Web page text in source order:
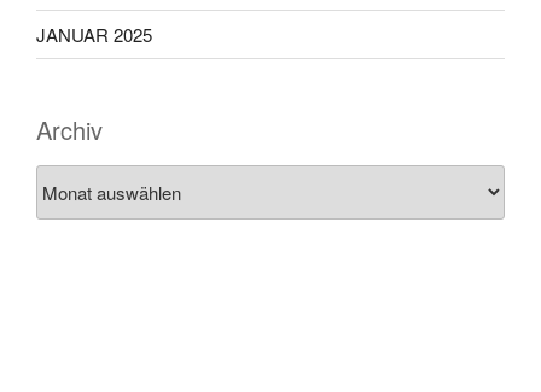
JANUAR 2025
Archiv